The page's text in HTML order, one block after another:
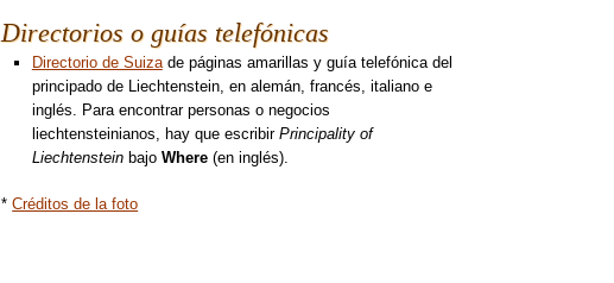
Directorios o guías telefónicas
Directorio de Suizade páginas amarillas y guía telefónica del
principado de Liechtenstein, en alemán, francés, italiano e
inglés. Para encontrar personas o negocios
liechtensteinianos, hay que escribir Principality of
Liechtensteinbajo Where(en inglés).
*Créditos de la foto